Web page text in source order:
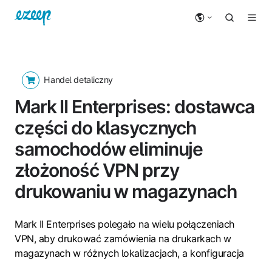
Handel detaliczny
Mark II Enterprises: dostawca
części do klasycznych
samochodów eliminuje
złożoność VPN przy
drukowaniu w magazynach
Mark II Enterprises polegało na wielu połączeniach
VPN, aby drukować zamówienia na drukarkach w
magazynach w różnych lokalizacjach, a konfiguracja